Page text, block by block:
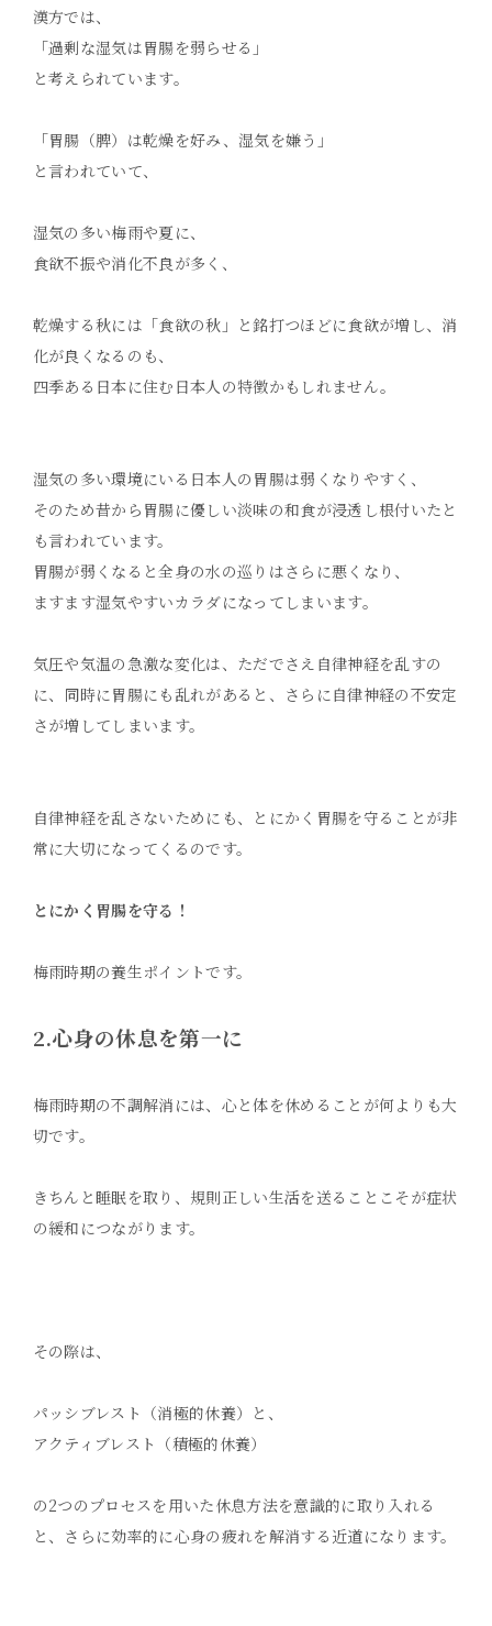
漢方では、
「過剰な湿気は胃腸を弱らせる」
と考えられています。
「胃腸（脾）は乾燥を好み、湿気を嫌う」
と言われていて、
湿気の多い梅雨や夏に、
食欲不振や消化不良が多く、
乾燥する秋には「食欲の秋」と銘打つほどに食欲が増し、消
化が良くなるのも、
四季ある日本に住む日本人の特徴かもしれません。
湿気の多い環境にいる日本人の胃腸は弱くなりやすく、
そのため昔から胃腸に優しい淡味の和食が浸透し根付いたと
も言われています。
胃腸が弱くなると全身の水の巡りはさらに悪くなり、
ますます湿気やすいカラダになってしまいます。
気圧や気温の急激な変化は、ただでさえ自律神経を乱すの
に、同時に胃腸にも乱れがあると、さらに自律神経の不安定
さが増してしまいます。
自律神経を乱さないためにも、とにかく胃腸を守ることが非
常に大切になってくるのです。
とにかく胃腸を守る！
梅雨時期の養生ポイントです。
2.心身の休息を第一に
梅雨時期の不調解消には、心と体を休めることが何よりも大
切です。
きちんと睡眠を取り、規則正しい生活を送ることこそが症状
の緩和につながります。
その際は、
パッシブレスト（消極的休養）と、
アクティブレスト（積極的休養）
の2つのプロセスを用いた休息方法を意識的に取り入れる
と、さらに効率的に心身の疲れを解消する近道になります。